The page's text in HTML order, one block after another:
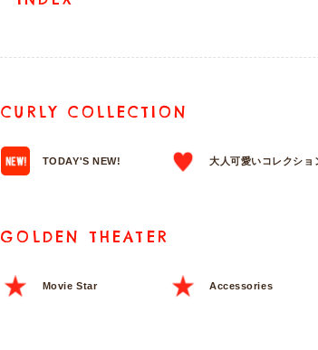
CURLY COLLECTION
TODAY'S NEW! 大人可愛いコレクショ
GOLDEN THEATER
Movie Star Accessories